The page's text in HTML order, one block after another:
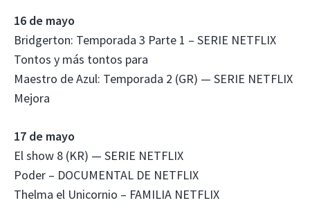
16 de mayo
Bridgerton: Temporada 3 Parte 1 – SERIE NETFLIX
Tontos y más tontos para
Maestro de Azul: Temporada 2 (GR) — SERIE NETFLIX
Mejora
17 de mayo
El show 8 (KR) — SERIE NETFLIX
Poder – DOCUMENTAL DE NETFLIX
Thelma el Unicornio – FAMILIA NETFLIX